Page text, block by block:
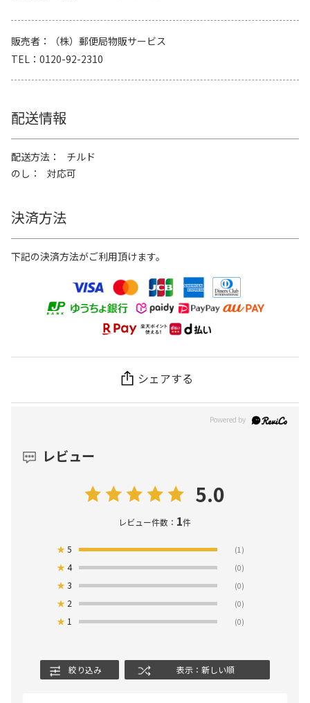
販売者
（株）郵便局物販サービス
TEL
0120-92-2310
配送情報
配送方法
チルド
のし
対応可
決済方法
下記の決済方法がご利用頂けます。
シェアする
レビュー
5.0
レビュー件数： 1件
★5 (1)
★4 (0)
★3 (0)
★ 2 (0)
★ 1 (0)
絞り込み 表示：新しい順